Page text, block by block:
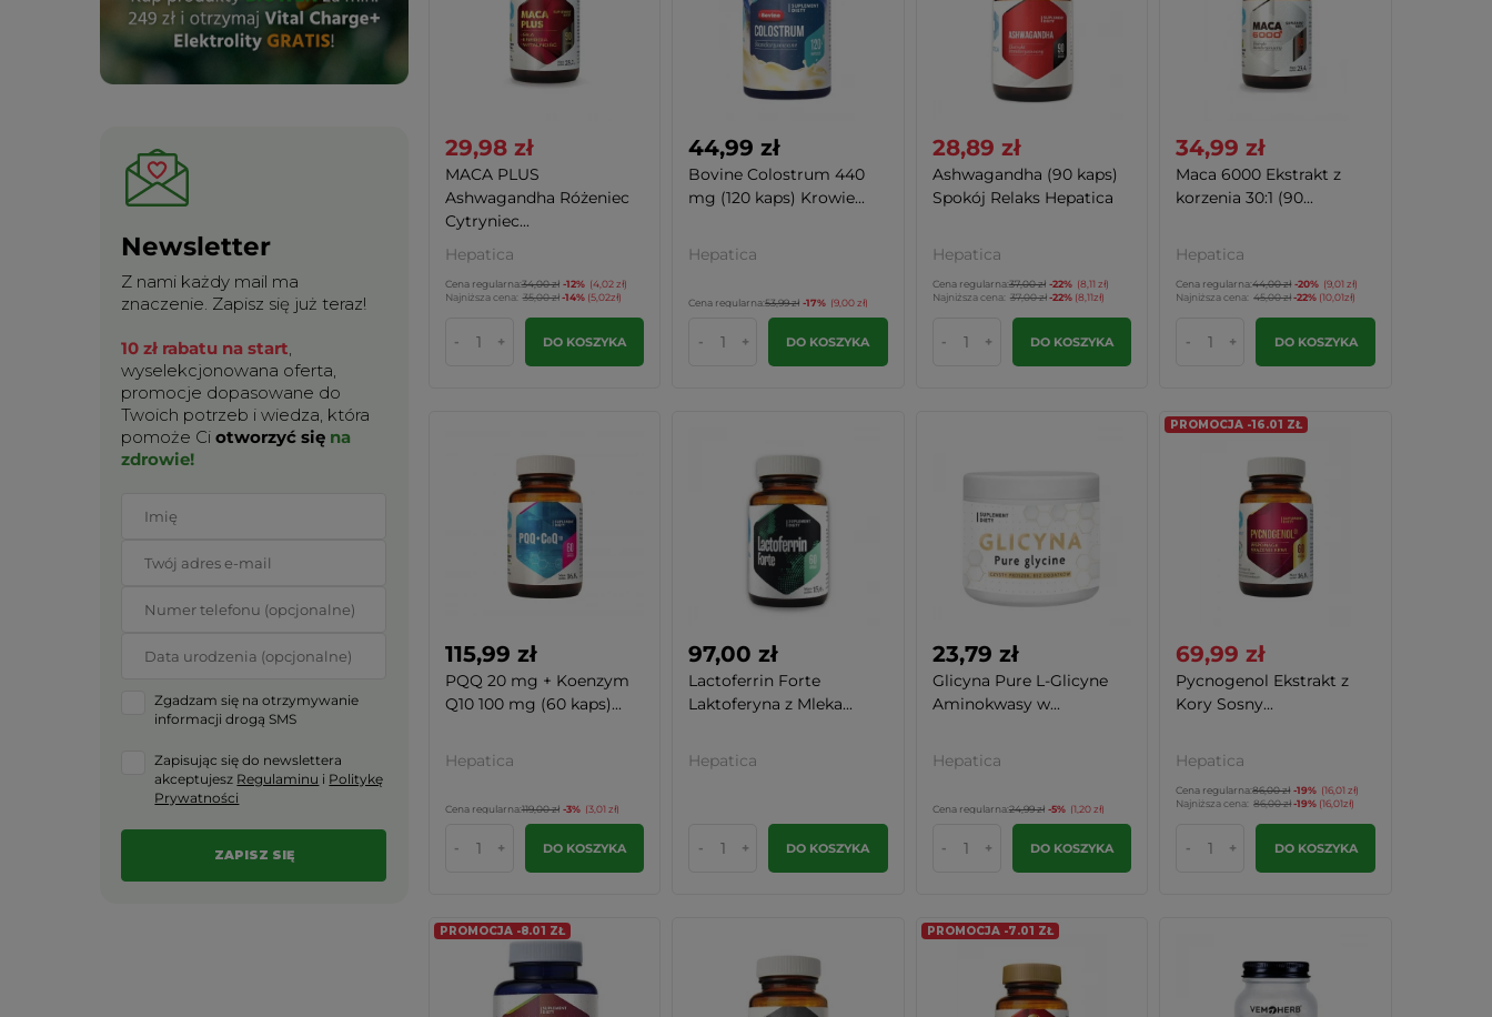
Newsletter
Z nami każdy mail ma
znaczenie. Zapisz się już teraz!
10 zł rabatu na start
wyselekcjonowana oferta,
promocje dopasowane do
Twoich potrzeb i wiedza, która
pomoże Ciotworzyć się na
zdrowie!
Zgadzam się na otrzymywanie
informacji drogą SMS
Zapisując się do newslettera
akceptujesz Regulaminu i Politykę
Prywatności
29,98 zł
MACA PLUS
Ashwagandha Różeniec
Cytryniec...
Hepatica
Cena regularna:34,00 zł-12% (4,02 zł)
Najniższa cena: 35,00 zł -14%(5,02zł)
- + DO KOSZYKA
44,99 zł
Bovine Colostrum 440
mg (120 kaps) Krowie...
Hepatica
Cena regularna:53,99 zł -17% (9,00 zł)
- + DO KOSZYKA
28,89 zł
Ashwagandha (90 kaps)
Spokój Relaks Hepatica
Hepatica
Cena regularna:37,00 zł-22% (8,11 zł)
Najniższa cena: 37,00 zł -22%(8,11zł)
- + DO KOSZYKA
34,99 zł
Maca 6000 Ekstrakt z
korzenia 30:1 (90...
Hepatica
Cena regularna:44,00 zł-20% (9,01 zł)
Najniższa cena: 45,00 zł-22% (10,01zł)
- + DO KOSZYKA
115,99 zł
PQQ 20 mg + Koenzym
Q10 100 mg (60 kaps)...
Hepatica
Cena regularna:119,00 zł-3% (3,01 zł)
- + DO KOSZYKA
97,00 zł
Lactoferrin Forte
Laktoferyna z Mleka...
Hepatica
- + DO KOSZYKA
23,79 zł
Glicyna Pure L-Glicyne
Aminokwasy w...
Hepatica
Cena regularna:24,99 zł-5% (1,20 zł)
- + DO KOSZYKA
PROMOCJA -16.01 ZŁ
69,99 zł
Pycnogenol Ekstrakt z
Kory Sosny...
Hepatica
Cena regularna:86,00 zł-19% (16,01 zł)
Najniższa cena: 86,00 zł-19% (16,01zł)
- + DO KOSZYKA
PROMOCJA -8.01 ZŁ PROMOCJA -7.01 ZŁ